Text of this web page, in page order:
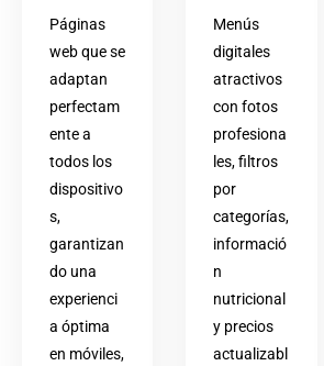
Páginas
web que se
adaptan
perfectam
ente a
todos los
dispositivo
s,
garantizan
do una
experienci
a óptima
en móviles,
Menús
digitales
atractivos
con fotos
profesiona
les, filtros
por
categorías,
informació
n
nutricional
y precios
actualizabl